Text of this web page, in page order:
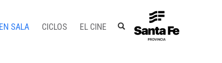
SALA CICLOS EL CINE